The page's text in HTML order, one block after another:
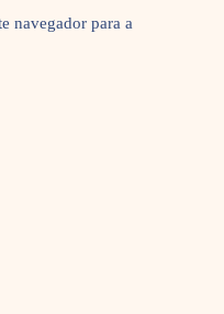
navegador para a